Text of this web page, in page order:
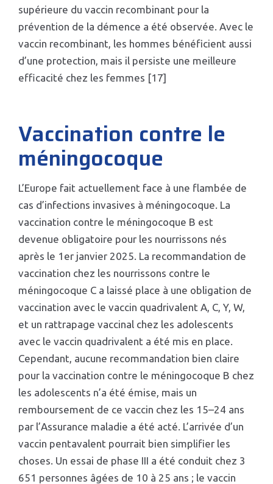
supérieure du vaccin recombinant pour la
prévention de la démence a été observée. Avec le
vaccin recombinant, les hommes bénéficient aussi
d’une protection, mais il persiste une meilleure
efficacité chez les femmes [17]
Vaccination contre le
méningocoque
L’Europe fait actuellement face à une flambée de
cas d’infections invasives à méningocoque. La
vaccination contre le méningocoque B est
devenue obligatoire pour les nourrissons nés
après le 1er janvier 2025. La recommandation de
vaccination chez les nourrissons contre le
méningocoque C a laissé place à une obligation de
vaccination avec le vaccin quadrivalent A, C, Y, W,
et un rattrapage vaccinal chez les adolescents
avec le vaccin quadrivalent a été mis en place.
Cependant, aucune recommandation bien claire
pour la vaccination contre le méningocoque B chez
les adolescents n’a été émise, mais un
remboursement de ce vaccin chez les 15–24 ans
par l’Assurance maladie a été acté. L’arrivée d’un
vaccin pentavalent pourrait bien simplifier les
choses. Un essai de phase III a été conduit chez 3
651 personnes âgées de 10 à 25 ans ; le vaccin